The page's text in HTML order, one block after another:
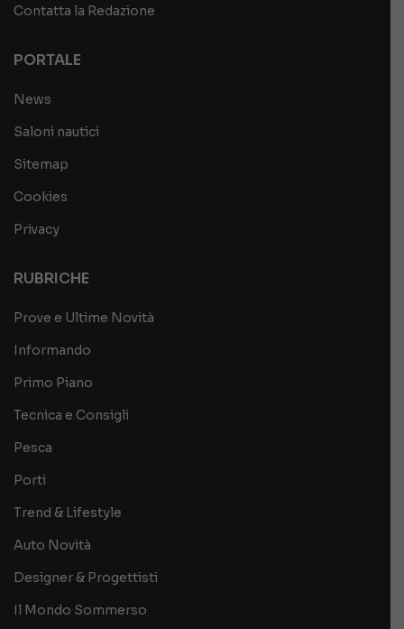
Contatta la Redazione
PORTALE
News
Saloni nautici
Sitemap
Cookies
Privacy
RUBRICHE
Prove e Ultime Novità
Informando
Primo Piano
Tecnica e Consigli
Pesca
Porti
Trend & Lifestyle
Auto Novità
Designer & Progettisti
Il Mondo Sommerso